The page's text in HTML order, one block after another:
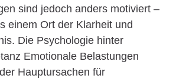
sind jedoch anders motiviert –
einem Ort der Klarheit und
Die Psychologie hinter
Emotionale Belastungen
Hauptursachen für